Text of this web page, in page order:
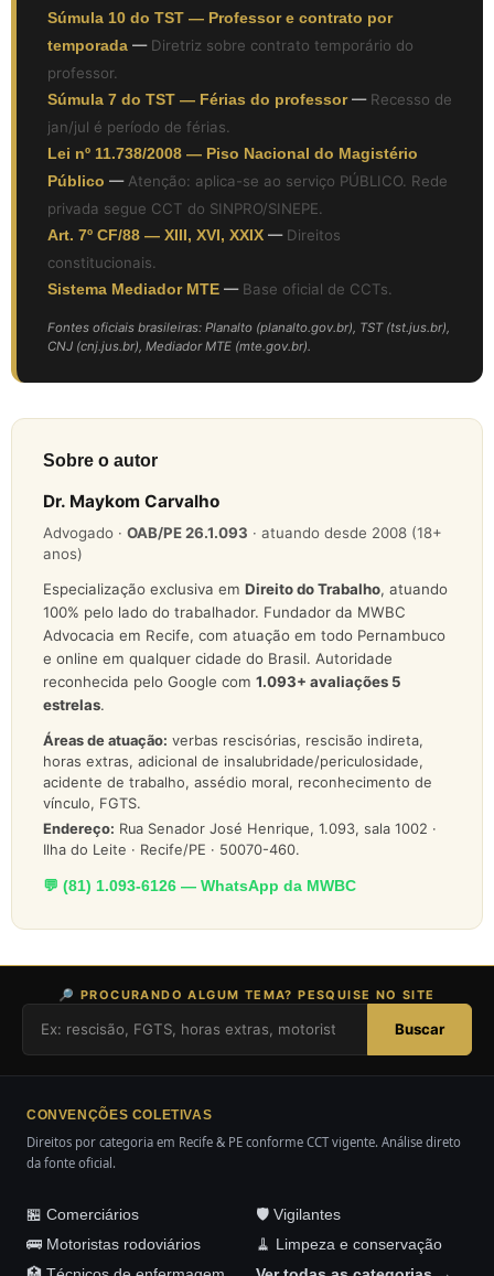
Súmula 10 do TST — Professor e contrato por
temporada — Diretriz sobre contrato temporário do
professor.
Súmula 7 do TST — Férias do professor— Recesso de
jan/jul é período de férias.
Lei nº 11.738/2008 — Piso Nacional do Magistério
Público — Atenção: aplica-se ao serviço PÚBLICO. Rede
privada segue CCT do SINPRO/SINEPE.
Art. 7º CF/88 — XIII, XVI, XXIX — Direitos
constitucionais.
Sistema Mediador MTE — Base oficial de CCTs.
Fontes oficiais brasileiras: Planalto (planalto.gov.br), TST (tst.jus.br),
CNJ (cnj.jus.br), Mediador MTE (mte.gov.br).
Sobre o autor
Dr. Maykom Carvalho
Advogado · OAB/PE 26.1.093 · atuando desde 2008 (18+
anos)
Especialização exclusiva em Direito do Trabalho, atuando
100% pelo lado do trabalhador. Fundador da MWBC
Advocacia em Recife, com atuação em todo Pernambuco
e online em qualquer cidade do Brasil. Autoridade
reconhecida pelo Google com 1.093+ avaliações 5
estrelas.
Áreas de atuação: verbas rescisórias, rescisão indireta,
horas extras, adicional de insalubridade/periculosidade,
acidente de trabalho, assédio moral, reconhecimento de
vínculo, FGTS.
Endereço: Rua Senador José Henrique, 1.093, sala 1002 ·
Ilha do Leite · Recife/PE · 50070-460.
💬 (81) 1.093-6126 — WhatsApp da MWBC
🔎 PROCURANDO ALGUM TEMA? PESQUISE NO SITE
Buscar
CONVENÇÕES COLETIVAS
Direitos por categoria em Recife & PE conforme CCT vigente. Análise direto
da fonte oficial.
🏪 Comerciários
🛡️ Vigilantes
🚌 Motoristas rodoviários
🧹 Limpeza e conservação